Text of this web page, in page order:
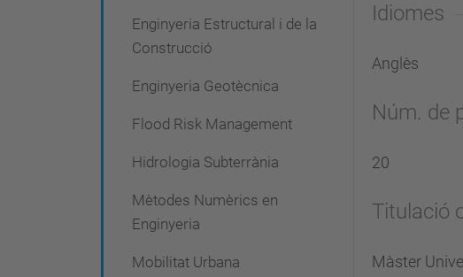
Idiomes
Anglès
Núm. de
20
Titulació
Màster
Enginyeria Estructural i de la
Construcció
Enginyeria Geotècnica
Flood Risk Management
Hidrologia Subterrània
Mètodes Numèrics en
Enginyeria
Mobilitat Urbana